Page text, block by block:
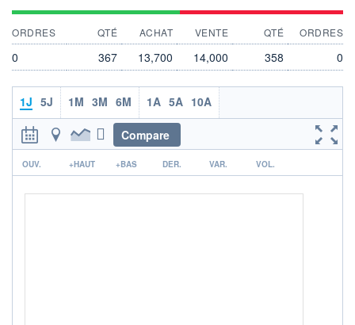
0,000 14,400
+ BAS
0,000
VOLUME
0
CAPITAL ÉCHANGÉ
0,00%
LIMITE À LA
BAISSE
LIMITE À LA
HAUSSE
ORDRES QTÉ ACHAT VENTE QTÉ ORDRES
0 367 13,700 14,000 358 0
1J 5J 1M 3M 6M 1A 5A 10A
Compare
r
OUV. +HAUT +BAS DER. VAR. VOL.